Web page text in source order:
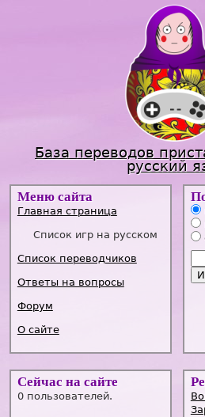
Jump to
База переводов
русский
Меню сайта
Главная страница
Список игр на русском
Список переводчиков
Ответы на вопросы
Форум
О сайте
Сейчас на сайте
0 пользователей.